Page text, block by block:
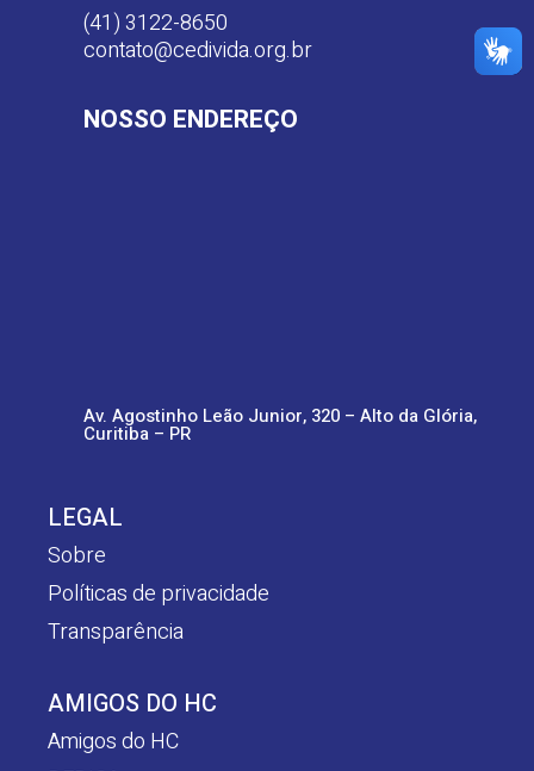
(41) 3122-8650
contato@cedivida.org.br
NOSSO ENDEREÇO
Av. Agostinho Leão Junior, 320 – Alto da Glória,
Curitiba – PR
LEGAL
Sobre
Políticas de privacidade
Transparência
AMIGOS DO HC
Amigos do HC